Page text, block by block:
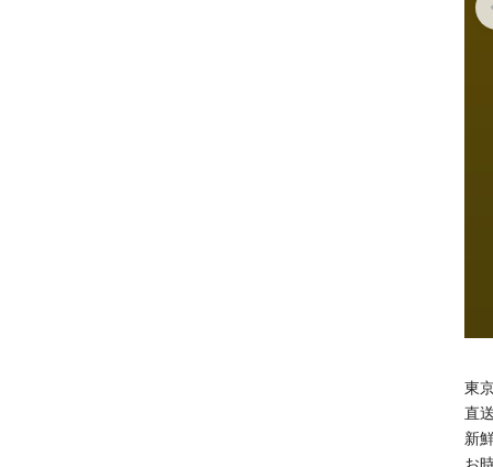
東
直
新